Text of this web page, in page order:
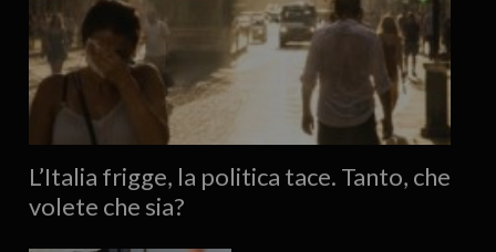
L’Italia frigge, la politica tace. Tanto, che
volete che sia?